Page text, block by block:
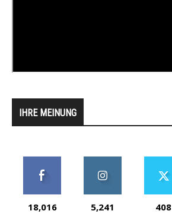
IHRE MEINUNG
18,016 5,241 408